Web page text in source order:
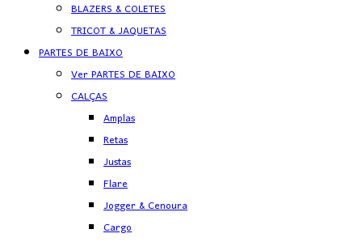
BLAZERS & COLETES
TRICOT & JAQUETAS
PARTES DE BAIXO
Ver PARTES DE BAIXO
CALÇAS
Amplas
Retas
Justas
Flare
Jogger & Cenoura
Cargo